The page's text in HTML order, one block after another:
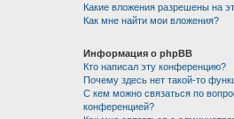
Какие вложения разрешены на
Как мне найти мои вложения?
Информация о phpBB
Кто написал эту конференцию?
Почему здесь нет такой-то
С кем можно связаться по
конференцией?